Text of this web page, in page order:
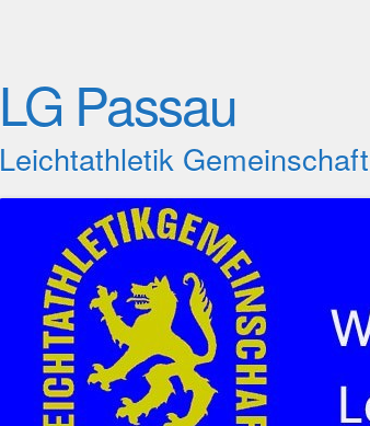
LG Passau
Leichtathletik